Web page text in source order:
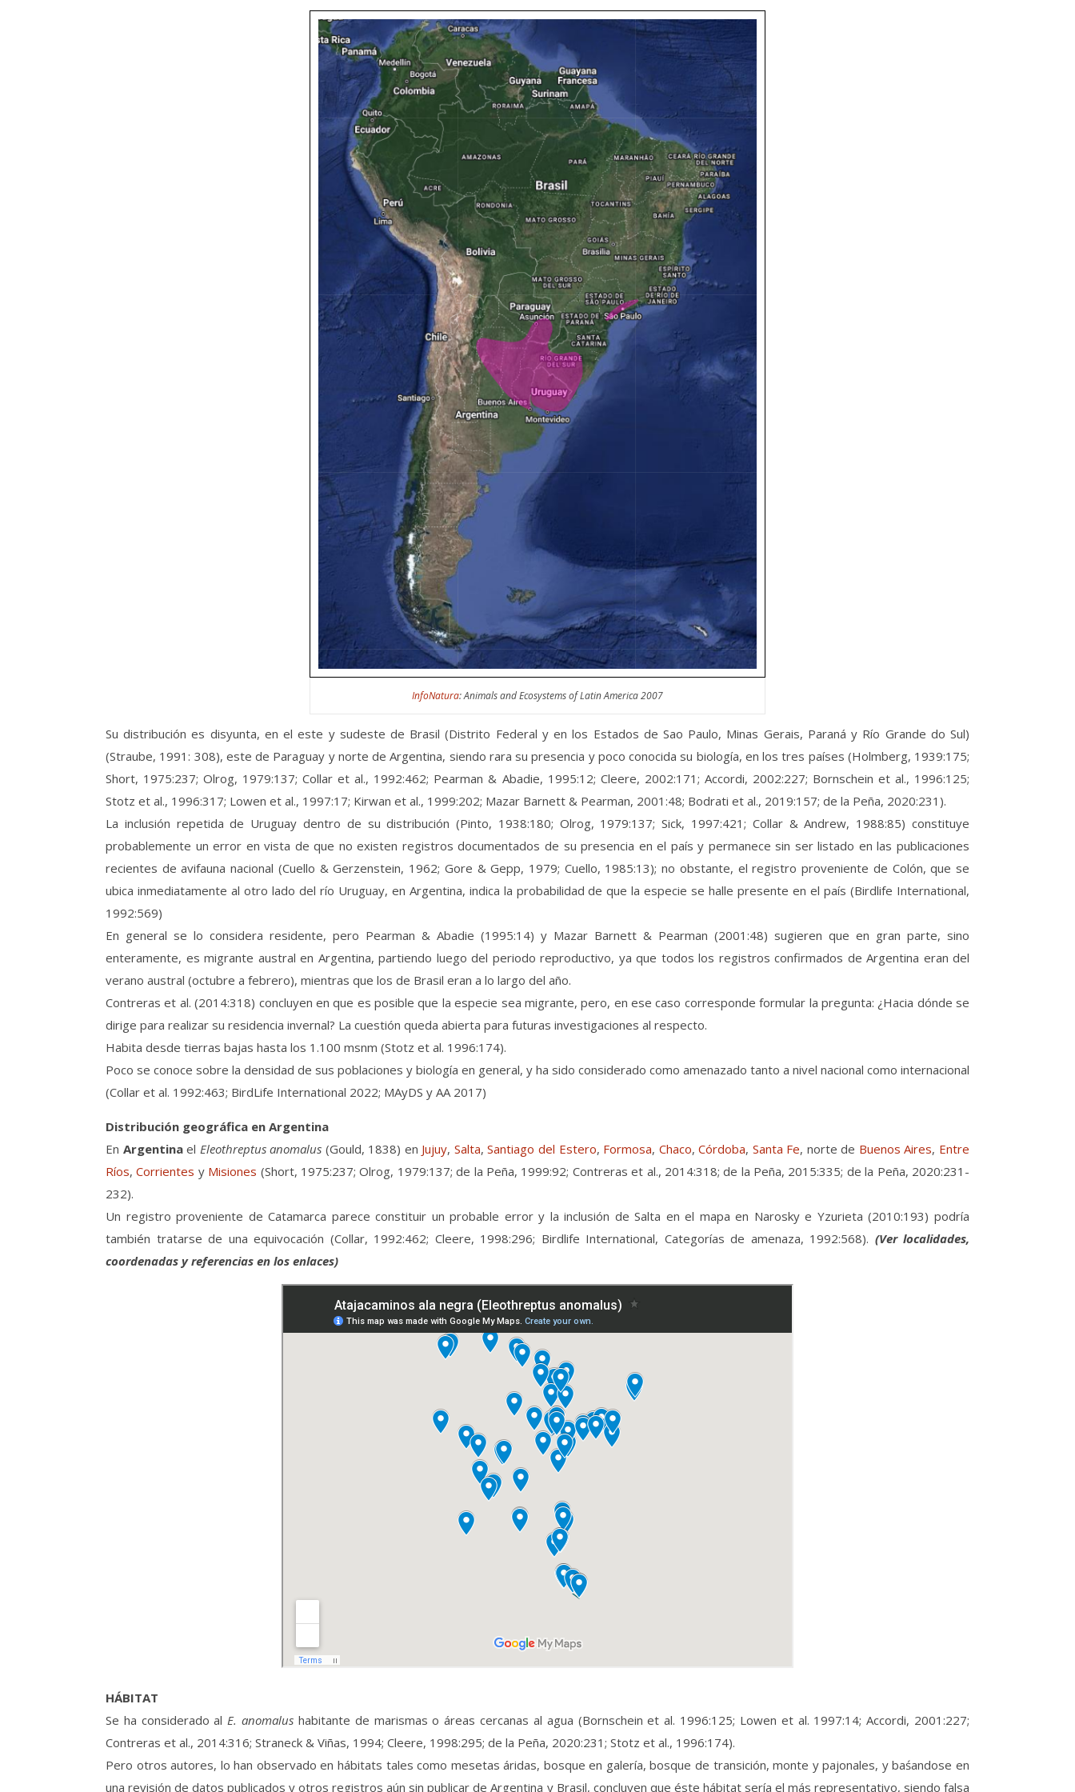
InfoNatura: Animals and Ecosystems of Latin America 2007
Su distribución es disyunta, en el este y sudeste de Brasil (Distrito Federal y en los Estados de Sao Paulo, Minas Gerais, Paraná y Río Grande do Sul)
(Straube, 1991: 308), este de Paraguay y norte de Argentina, siendo rara su presencia y poco conocida su biología, en los tres países (Holmberg, 1939:175;
Short, 1975:237; Olrog, 1979:137; Collar et al., 1992:462; Pearman & Abadie, 1995:12; Cleere, 2002:171; Accordi, 2002:227; Bornschein et al., 1996:125;
Stotz et al., 1996:317; Lowen et al., 1997:17; Kirwan et al., 1999:202; Mazar Barnett & Pearman, 2001:48; Bodrati et al., 2019:157; de la Peña, 2020:231).
La inclusión repetida de Uruguay dentro de su distribución (Pinto, 1938:180; Olrog, 1979:137; Sick, 1997:421; Collar & Andrew, 1988:85) constituye
probablemente un error en vista de que no existen registros documentados de su presencia en el país y permanece sin ser listado en las publicaciones
recientes de avifauna nacional (Cuello & Gerzenstein, 1962; Gore & Gepp, 1979; Cuello, 1985:13); no obstante, el registro proveniente de Colón, que se
ubica inmediatamente al otro lado del río Uruguay, en Argentina, indica la probabilidad de que la especie se halle presente en el país (Birdlife International,
1992:569)
En general se lo considera residente, pero Pearman & Abadie (1995:14) y Mazar Barnett & Pearman (2001:48) sugieren que en gran parte, sino
enteramente, es migrante austral en Argentina, partiendo luego del periodo reproductivo, ya que todos los registros confirmados de Argentina eran del
verano austral (octubre a febrero), mientras que los de Brasil eran a lo largo del año.
Contreras et al. (2014:318) concluyen en que es posible que la especie sea migrante, pero, en ese caso corresponde formular la pregunta: ¿Hacia dónde se
dirige para realizar su residencia invernal? La cuestión queda abierta para futuras investigaciones al respecto.
Habita desde tierras bajas hasta los 1.100 msnm (Stotz et al. 1996:174).
Poco se conoce sobre la densidad de sus poblaciones y biología en general, y ha sido considerado como amenazado tanto a nivel nacional como internacional
(Collar et al. 1992:463; BirdLife International 2022; MAyDS y AA 2017)
Distribución geográfica en Argentina
En Argentinael Eleothreptus anomalus (Gould, 1838) en Jujuy, Salta,Santiago del Estero, Formosa, Chaco,Córdoba, Santa Fe, norte de Buenos Aires, Entre
Ríos,Corrientes y Misiones (Short, 1975:237; Olrog, 1979:137; de la Peña, 1999:92; Contreras et al., 2014:318; de la Peña, 2015:335; de la Peña, 2020:231-
232).
Un registro proveniente de Catamarca parece constituir un probable error y la inclusión de Salta en el mapa en Narosky e Yzurieta (2010:193) podría
también tratarse de una equivocación (Collar, 1992:462; Cleere, 1998:296; Birdlife International, Categorías de amenaza, 1992:568). (Ver localidades,
coordenadas y referencias en los enlaces)
HÁBITAT
Se ha considerado alE. anomalus habitante de marismas o áreas cercanas al agua (Bornschein et al. 1996:125; Lowen et al. 1997:14; Accordi, 2001:227;
Contreras et al., 2014:316; Straneck & Viñas, 1994; Cleere, 1998:295; de la Peña, 2020:231; Stotz et al., 1996:174).
Pero otros autores, lo han observado en hábitats tales como mesetas áridas, bosque en galería, bosque de transición, monte y pajonales, y baśandose en
una revisión de datos publicados y otros registros aún sin publicar de Argentina y Brasil, concluyen que éste hábitat sería el más representativo, siendo falsa